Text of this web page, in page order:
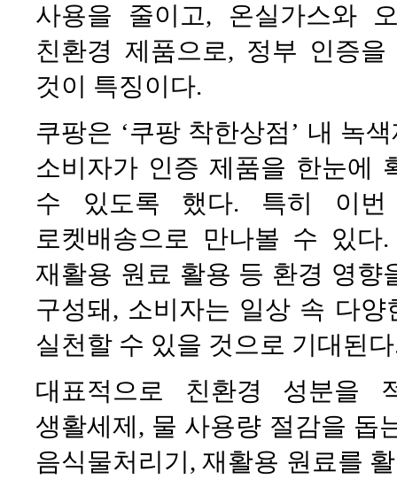
사용을 줄이고, 온실가스와
친환경 제품으로, 정부 인증
것이 특징이다.
쿠팡은 ‘쿠팡 착한상점’ 내 녹
소비자가 인증 제품을 한눈에
수 있도록 했다. 특히 이번
로켓배송으로 만나볼 수 있
재활용 원료 활용 등 환경 영향
구성돼, 소비자는 일상 속 다
실천할 수 있을 것으로 기대된
대표적으로 친환경 성분을
생활세제, 물 사용량 절감을 돕
음식물처리기, 재활용 원료를